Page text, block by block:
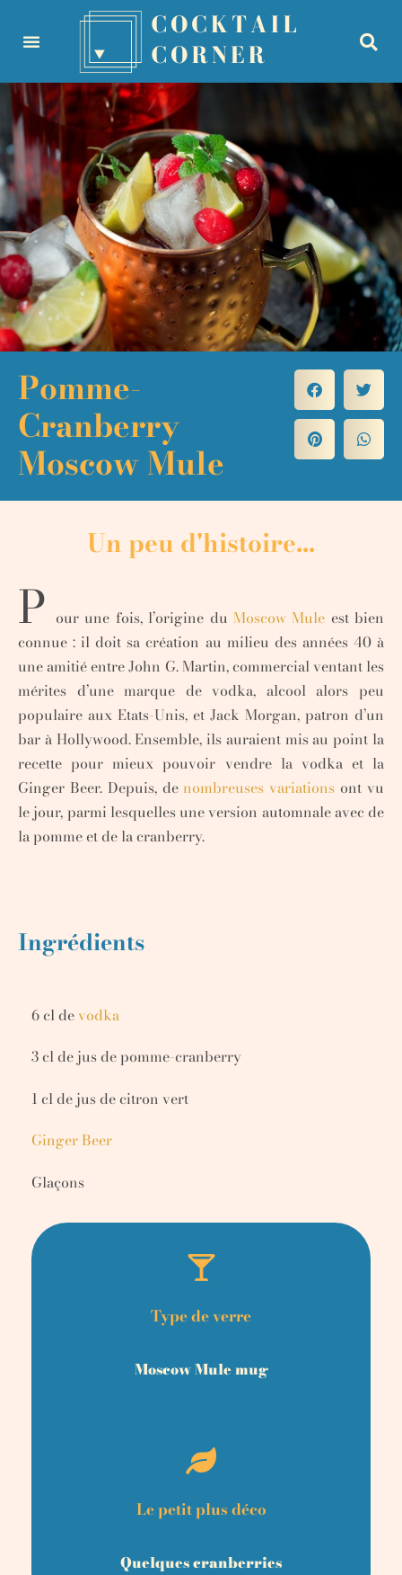
Pomme-
Cranberry
Moscow Mule
Un peu d'histoire...
P our une fois, l’origine du Moscow Mule est bien
connue : il doit sa création au milieu des années 40 à
une amitié entre John G. Martin, commercial ventant les
mérites d’une marque de vodka, alcool alors peu
populaire aux Etats-Unis, et Jack Morgan, patron d’un
bar à Hollywood. Ensemble, ils auraient mis au point la
recette pour mieux pouvoir vendre la vodka et la
Ginger Beer. Depuis, de nombreuses variations ont vu
le jour, parmi lesquelles une version automnale avec de
la pomme et de la cranberry.
Ingrédients
6 cl devodka
3 cl de jus de pomme-cranberry
1 cl de jus de citron vert
Ginger Beer
Glaçons
Type de verre
Moscow Mule mug
Le petit plus déco
Quelques cranberries